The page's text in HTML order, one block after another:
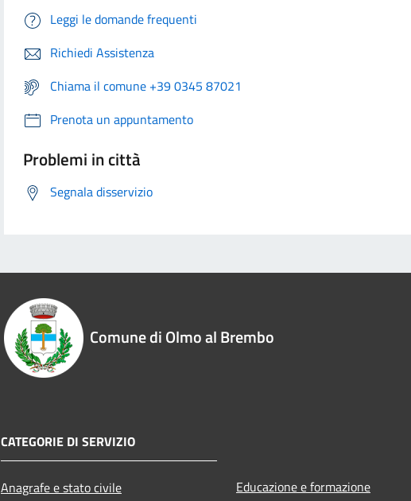
Leggi le domande frequenti
Richiedi Assistenza
Chiama il comune +39 0345 87021
Prenota un appuntamento
Problemi in città
Segnala disservizio
Comune di Olmo al Brembo
CATEGORIE DI SERVIZIO
Anagrafe e stato civile
Educazione e formazione